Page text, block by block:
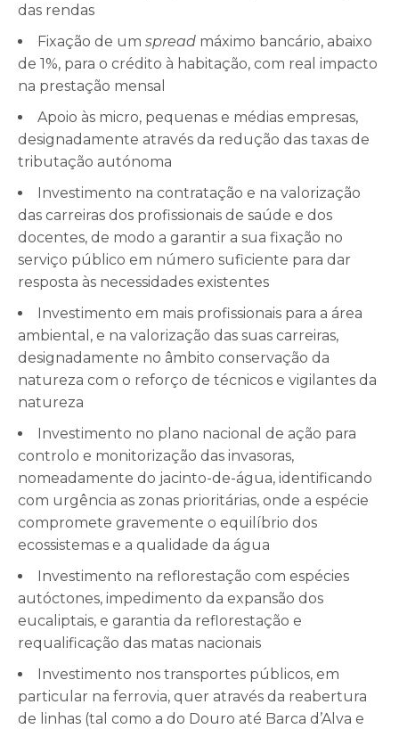
das rendas
Fixação de um spread máximo bancário, abaixo
de 1%, para o crédito à habitação, com real impacto
na prestação mensal
Apoio às micro, pequenas e médias empresas,
designadamente através da redução das taxas de
tributação autónoma
Investimento na contratação e na valorização
das carreiras dos profissionais de saúde e dos
docentes, de modo a garantir a sua fixação no
serviço público em número suficiente para dar
resposta às necessidades existentes
Investimento em mais profissionais para a área
ambiental, e na valorização das suas carreiras,
designadamente no âmbito conservação da
natureza com o reforço de técnicos e vigilantes da
natureza
Investimento no plano nacional de ação para
controlo e monitorização das invasoras,
nomeadamente do jacinto-de-água, identificando
com urgência as zonas prioritárias, onde a espécie
compromete gravemente o equilíbrio dos
ecossistemas e a qualidade da água
Investimento na reflorestação com espécies
autóctones, impedimento da expansão dos
eucaliptais, e garantia da reflorestação e
requalificação das matas nacionais
Investimento nos transportes públicos, em
particular na ferrovia, quer através da reabertura
de linhas (tal como a do Douro até Barca d’Alva e